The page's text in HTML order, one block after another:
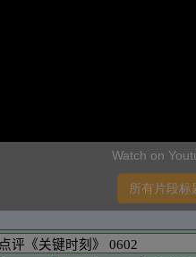
Watch on
所有片段标